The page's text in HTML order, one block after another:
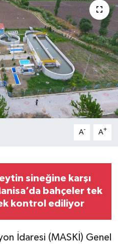
A- A+
sineğine karşı
bahçeler tek
kontrol ediliyor
İdaresi (MASKİ) Genel